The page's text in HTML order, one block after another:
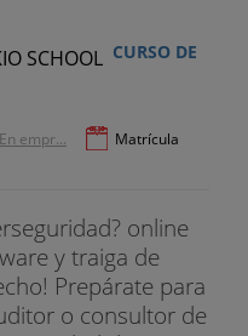
CURSO DE
empr...
Matrícula
online
y traiga de
Prepárate para
o consultor de